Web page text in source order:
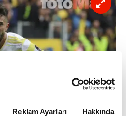
Reklam Ayarları Hakkında